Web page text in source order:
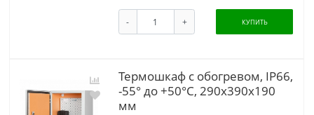
- + КУПИТЬ
Термошкаф с обогревом, IP66,
-55° до +50°С, 290x390x190
мм